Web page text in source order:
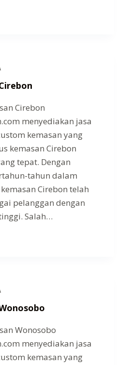
Cirebon
menyediakan jasa
kemasan yang
kemasan Cirebon
tepat. Dengan
tahun dalam
Cirebon telah
pelanggan dengan
Salah…
Wonosobo
menyediakan jasa
kemasan yang